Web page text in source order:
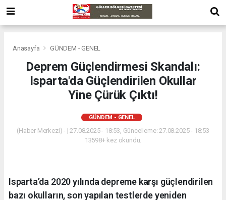
Anasayfa GÜNDEM - GENEL
Deprem Güçlendirmesi Skandalı:
Isparta'da Güçlendirilen Okullar
Yine Çürük Çıktı!
GÜNDEM - GENEL
(Haber Merkezi) - | 27.08.2025 - 18:53, Güncelleme: 27.08.2025 - 18:53
13598+ kez okundu.
Isparta’da 2020 yılında depreme karşı güçlendirilen
bazı okulların, son yapılan testlerde yeniden